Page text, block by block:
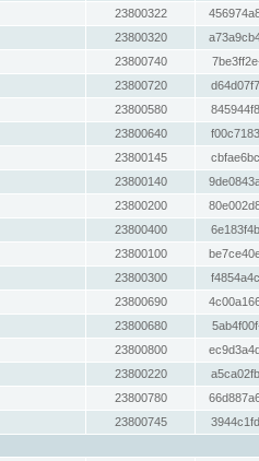
23800322
23800320
23800740
23800720
23800580
23800640
23800145
23800140
23800200
23800400
23800100
23800300
23800690
23800680
23800800
23800220
23800780
23800745